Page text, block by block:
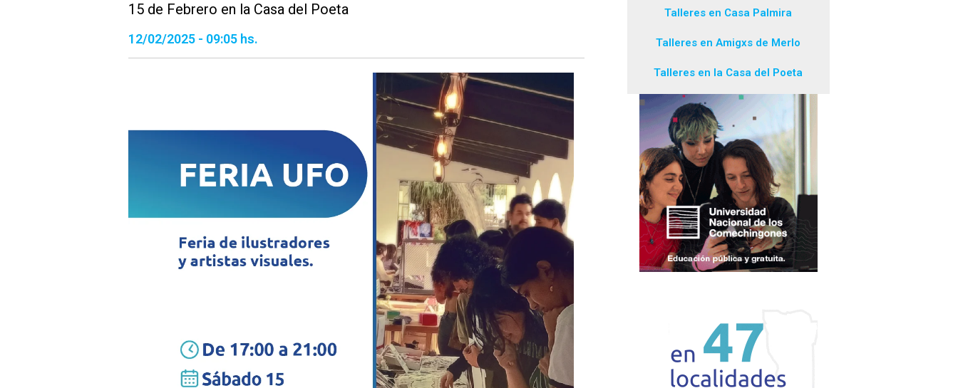
15 de Febrero en la Casa del Poeta
12/02/2025 - 09:05 hs.
Talleres en Casa Palmira
Talleres en Amigxs de Merlo
Talleres en la Casa del Poeta